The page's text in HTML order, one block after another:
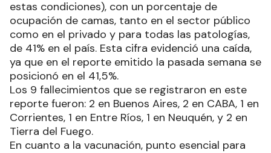
estas condiciones), con un porcentaje de
ocupación de camas, tanto en el sector público
como en el privado y para todas las patologías,
de 41% en el país. Esta cifra evidenció una caída,
ya que en el reporte emitido la pasada semana se
posicionó en el 41,5%.
Los 9 fallecimientos que se registraron en este
reporte fueron: 2 en Buenos Aires, 2 en CABA, 1 en
Corrientes, 1 en Entre Ríos, 1 en Neuquén, y 2 en
Tierra del Fuego.
En cuanto a la vacunación, punto esencial para